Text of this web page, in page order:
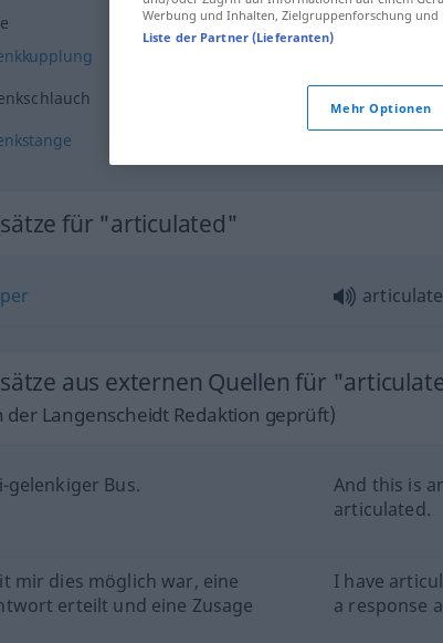
für "articulated"
aus externen Quellen für
der Langenscheidt Redaktion geprüft)
gelenkiger Bus.
And this is
articulated.
mir dies möglich war, eine
erteilt und eine Zusage
I have
a response
Werbung und Inhalten, Zielgruppenforschung und
Liste der Partner (Lieferanten)
Mehr Optionen